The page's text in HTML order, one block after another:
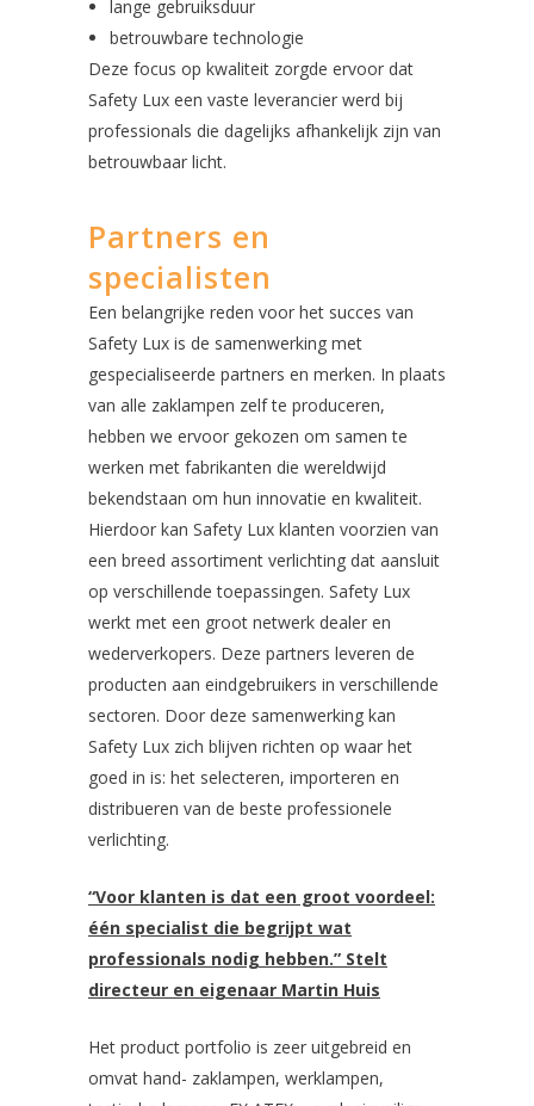
lange gebruiksduur
betrouwbare technologie
Deze focus op kwaliteit zorgde ervoor dat
Safety Lux een vaste leverancier werd bij
professionals die dagelijks afhankelijk zijn van
betrouwbaar licht.
Partners en
specialisten
Een belangrijke reden voor het succes van
Safety Lux is de samenwerking met
gespecialiseerde partners en merken. In plaats
van alle zaklampen zelf te produceren,
hebben we ervoor gekozen om samen te
werken met fabrikanten die wereldwijd
bekendstaan om hun innovatie en kwaliteit.
Hierdoor kan Safety Lux klanten voorzien van
een breed assortiment verlichting dat aansluit
op verschillende toepassingen. Safety Lux
werkt met een groot netwerk dealer en
wederverkopers. Deze partners leveren de
producten aan eindgebruikers in verschillende
sectoren. Door deze samenwerking kan
Safety Lux zich blijven richten op waar het
goed in is: het selecteren, importeren en
distribueren van de beste professionele
verlichting.
“Voor klanten is dat een groot voordeel:
één specialist die begrijpt wat
professionals nodig hebben.” Stelt
directeur en eigenaar Martin Huis
Het product portfolio is zeer uitgebreid en
omvat hand- zaklampen, werklampen,